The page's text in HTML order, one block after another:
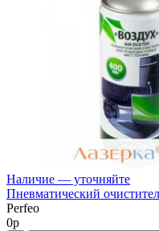
Наличие — уточняйте
Пневматический
Perfeo
0р